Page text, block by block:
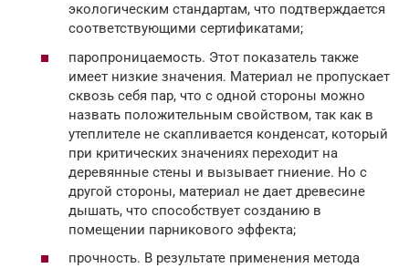
экологическим стандартам, что подтверждается
соответствующими сертификатами;
паропроницаемость. Этот показатель также
имеет низкие значения. Материал не пропускает
сквозь себя пар, что с одной стороны можно
назвать положительным свойством, так как в
утеплителе не скапливается конденсат, который
при критических значениях переходит на
деревянные стены и вызывает гниение. Но с
другой стороны, материал не дает древесине
дышать, что способствует созданию в
помещении парникового эффекта;
прочность. В результате применения метода